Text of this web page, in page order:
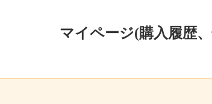
マイページ(購入履歴